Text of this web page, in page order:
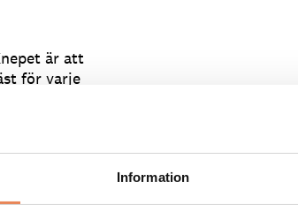
Information
är att
för varje
när det gäller
sig av
och
Det kan vara ett